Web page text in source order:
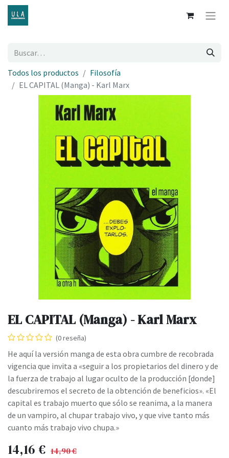
Todos los productos
Filosofía
EL CAPITAL (Manga) - Karl Marx
EL CAPITAL (Manga) - Karl Marx
(0 reseña)
He aquí la versión manga de esta obra cumbre de recobrada
vigencia que invita a «seguir a los propietarios del dinero y de
la fuerza de trabajo al lugar oculto de la producción [donde]
descubriremos el secreto de la obtención de beneficios». «El
capital es trabajo muerto que sólo se reanima, a la manera
de un vampiro, al chupar trabajo vivo, y que vive tanto más
cuanto más trabajo vivo chupa.»
14,16 € 14,90€